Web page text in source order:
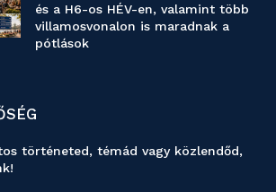
és a H6-os HÉV-en, valamint több
villamosvonalon is maradnak a
pótlások
történeted, témád vagy közlendőd,